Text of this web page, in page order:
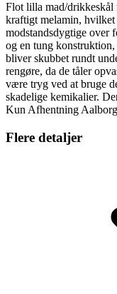
Flot lilla mad/drikkeskål
kraftigt melamin, hvilket
modstandsdygtige over
og en tung
bliver skubbet rundt
rengøre, da de tåler
være tryg ved at bruge
skadelige kemikalier.
Kun Afhentning
Flere detaljer